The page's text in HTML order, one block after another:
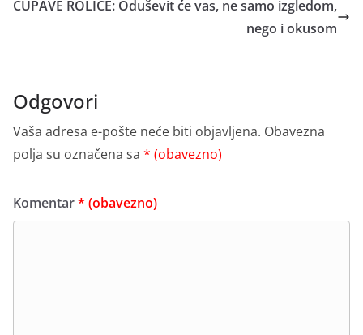
ČUPAVE ROLICE: Oduševit će vas, ne samo izgledom,
nego i okusom
Odgovori
Vaša adresa e-pošte neće biti objavljena. Obavezna
polja su označena sa * (obavezno)
Komentar* (obavezno)